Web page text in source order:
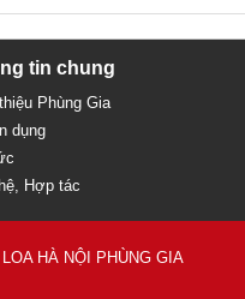
tin chung
Phùng Gia
dụng
Hợp tác
HÀ NỘI PHÙNG GIA